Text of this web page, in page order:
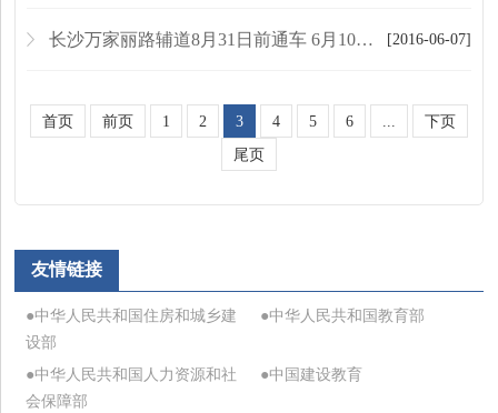
[2016-06-07]
长沙万家丽路辅道8月31日前通车 6月10日开始摊铺沥青
首页 前页 1 2 3 4 5 6 ...
下页
尾页
友情链接
●中华人民共和国住房和城乡建
设部
●中华人民共和国教育部
●中华人民共和国人力资源和社
会保障部
●中国建设教育